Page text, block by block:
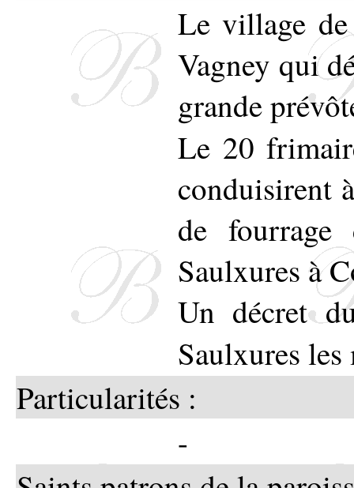
Union
Le village
Vagney qui
grande
Le 20
conduisirent
de
Saulxures à
Un décret
Saulxures
Particularités :
-